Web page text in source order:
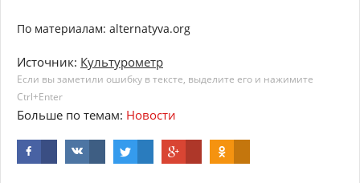
По материалам: alternatyva.org
Источник: Культурометр
Если вы заметили ошибку в тексте, выделите его и нажимите
Ctrl+Enter
Больше по темам: Новости